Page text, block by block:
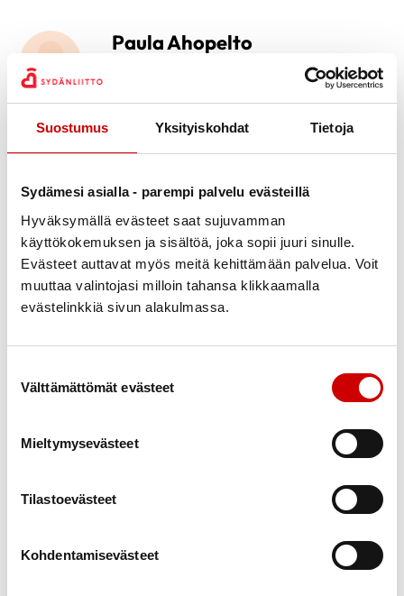
Suostumus Yksityiskohdat Tietoja
Sydämesi asialla - parempi palvelu evästeillä
Hyväksymällä evästeet saat sujuvamman
käyttökokemuksen ja sisältöä, joka sopii juuri sinulle.
Evästeet auttavat myös meitä kehittämään palvelua. Voit
muuttaa valintojasi milloin tahansa klikkaamalla
evästelinkkiä sivun alakulmassa.
Välttämättömät evästeet
Mieltymysevästeet
Tilastoevästeet
Kohdentamisevästeet
Paula Ahopelto
paulamargaret.ahopelto@gmail.com
Satu-Marja Eira-Keskitalo
Varapuheenjohtaja
satu-marja.eira-keskitalo@outlook.com
UNTO KESKITALO
Varajäsen
Sirkka Rova
Varajäsen